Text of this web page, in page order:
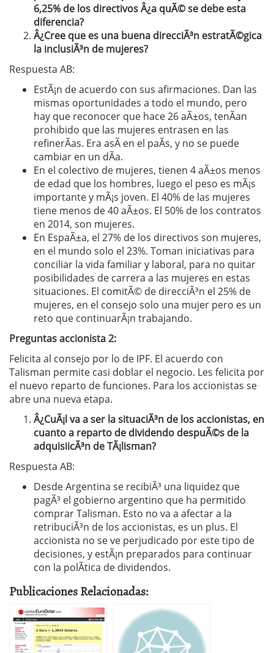
6,25% de los directivos Â¿a quÃ© se debe esta
diferencia?
Â¿Cree que es una buena direcciÃ³n estratÃ©gica
la inclusiÃ³n de mujeres?
Respuesta AB:
EstÃ¡n de acuerdo con sus afirmaciones. Dan las
mismas oportunidades a todo el mundo, pero
hay que reconocer que hace 26 aÃ±os, tenÃ­an
prohibido que las mujeres entrasen en las
refinerÃ­as. Era asÃ­ en el paÃ­s, y no se puede
cambiar en un dÃ­a.
En el colectivo de mujeres, tienen 4 aÃ±os menos
de edad que los hombres, luego el peso es mÃ¡s
importante y mÃ¡s joven. El 40% de las mujeres
tiene menos de 40 aÃ±os. El 50% de los contratos
en 2014, son mujeres.
En EspaÃ±a, el 27% de los directivos son mujeres,
en el mundo solo el 23%. Toman iniciativas para
conciliar la vida familiar y laboral, para no quitar
posibilidades de carrera a las mujeres en estas
situaciones. El comitÃ© de direcciÃ³n el 25% de
mujeres, en el consejo solo una mujer pero es un
reto que continuarÃ¡n trabajando.
Preguntas accionista 2:
Felicita al consejo por lo de IPF. El acuerdo con
Talisman permite casi doblar el negocio. Les felicita por
el nuevo reparto de funciones. Para los accionistas se
abre una nueva etapa.
Â¿CuÃ¡l va a ser la situaciÃ³n de los accionistas, en
cuanto a reparto de dividendo despuÃ©s de la
adquisiicÃ³n de TÃ¡lisman?
Respuesta AB:
Desde Argentina se recibiÃ³ una liquidez que
pagÃ³ el gobierno argentino que ha permitido
comprar Talisman. Esto no va a afectar a la
retribuciÃ³n de los accionistas, es un plus. El
accionista no se ve perjudicado por este tipo de
decisiones, y estÃ¡n preparados para continuar
con la polÃ­tica de dividendos.
Publicaciones Relacionadas: